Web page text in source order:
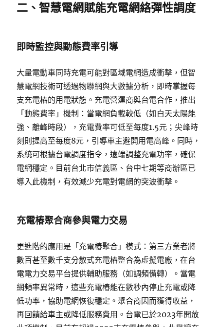
二、智慧電網賦能充電網絡彈性調度
即時監控與動態費率引導
大量電動車同時充電可能對區域電網造成衝擊，但智
慧電網技術可透過物聯網與大數據分析，即時掌握每
支充電樁的用電狀態。充電營運商與台電合作，推出
「動態費率」機制：當電網負載較低（如白天太陽能
強、離峰時段），充電費率可低至每度1.5元；尖峰時
刻則提高至每度8元，引導車主避開用電高峰。同時，
系統可根據台電調度指令，遠端調整充電功率，確保
電網穩定。目前台北市信義區、台中七期等商辦區已
導入此機制，有效減少充電對電網的突波衝擊。
充電樁聚合商參與電力交易
更進階的應用是「充電樁聚合」模式：第三方業者將
數百甚至數千支分散式充電樁整合為虛擬電廠，在台
電電力交易平台提供輔助服務（如調頻備轉）。當電
網頻率異常時，這些充電樁能在數秒內停止充電或降
低功率，協助電網恢復穩定。聚合商因而獲得收益，
再回饋給車主或降低服務費用。台電已於2023年開放